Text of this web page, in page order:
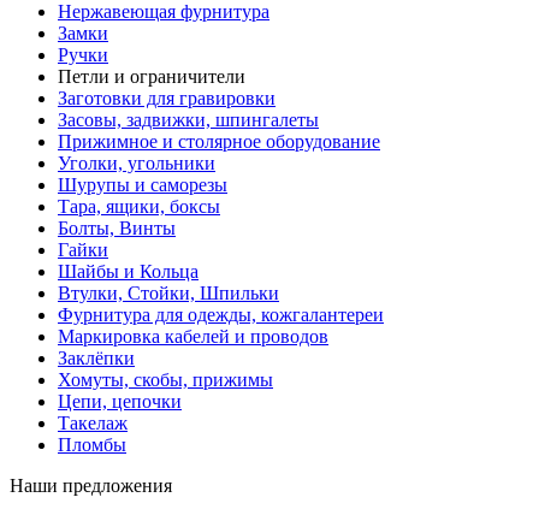
Нержавеющая фурнитура
Замки
Ручки
Петли и ограничители
Заготовки для гравировки
Засовы, задвижки, шпингалеты
Прижимное и столярное оборудование
Уголки, угольники
Шурупы и саморезы
Тара, ящики, боксы
Болты, Винты
Гайки
Шайбы и Кольца
Втулки, Стойки, Шпильки
Фурнитура для одежды, кожгалантереи
Маркировка кабелей и проводов
Заклёпки
Хомуты, скобы, прижимы
Цепи, цепочки
Такелаж
Пломбы
Наши предложения